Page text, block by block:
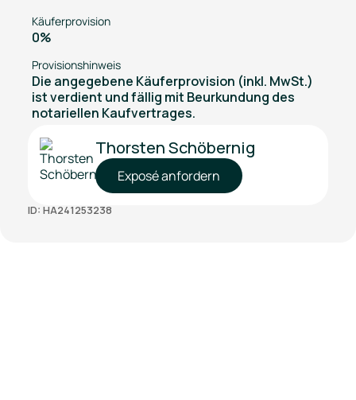
Käuferprovision
0%
Provisionshinweis
Die angegebene Käuferprovision (inkl. MwSt.)
ist verdient und fällig mit Beurkundung des
notariellen Kaufvertrages.
Thorsten Schöbernig
Exposé anfordern
ID: HA241253238